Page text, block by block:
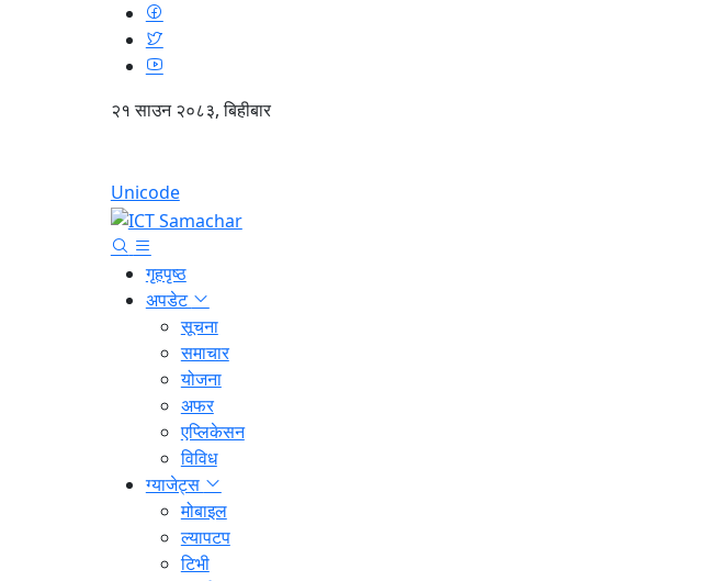
२१ साउन २०८३, बिहीबार
Unicode
गृहपृष्ठ
अपडेट
सूचना
समाचार
योजना
अफर
एप्लिकेसन
विविध
ग्याजेट्स
मोबाइल
ल्यापटप
टिभी